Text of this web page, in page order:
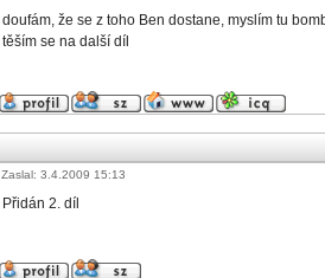
doufám, že se z toho Ben dostane, myslím tu
těším se na další díl
Zaslal: 3.4.2009 15:13
Přidán 2. díl